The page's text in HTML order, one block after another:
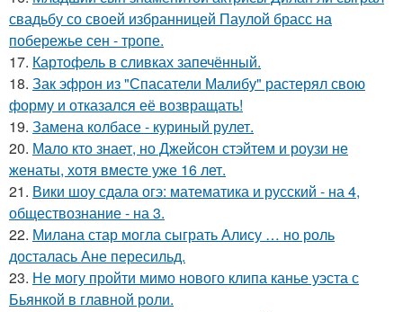
свадьбу со своей избранницей Паулой брасс на
побережье сен - тропе.
17. Картофель в сливках запечённый.
18. Зак эфрон из "Спасатели Малибу" растерял свою
форму и отказался её возвращать!
19. Замена колбасе - куриный рулет.
20. Мало кто знает, но Джейсон стэйтем и роузи не
женаты, хотя вместе уже 16 лет.
21. Вики шоу сдала огэ: математика и русский - на 4,
обществознание - на 3.
22. Милана стар могла сыграть Алису … но роль
досталась Ане пересильд.
23. Не могу пройти мимо нового клипа канье уэста с
Бьянкой в главной роли.